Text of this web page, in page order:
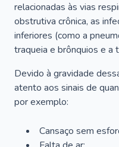
relacionadas às vias
obstrutiva crônica, as
inferiores (como a
traqueia e brônquios e a
Devido à gravidade
atento aos sinais de
por exemplo:
Cansaço sem